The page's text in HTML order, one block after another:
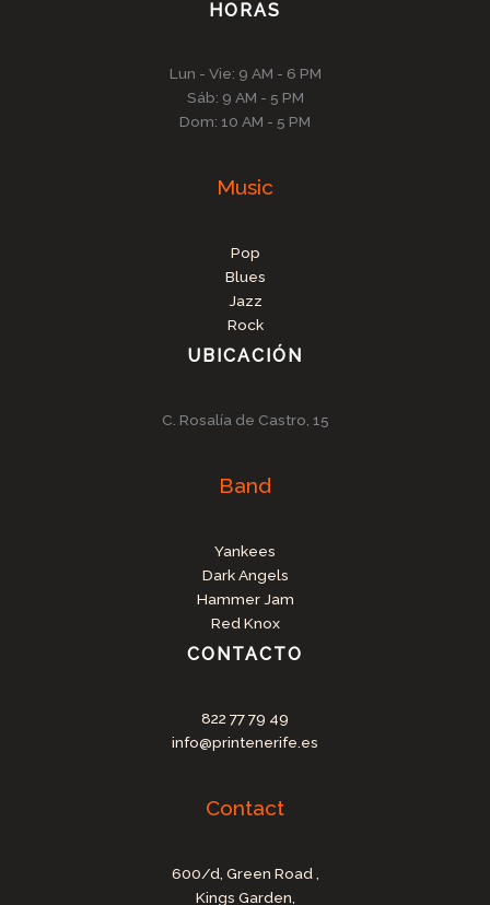
HORAS
Lun - Vie: 9 AM - 6 PM
Sáb: 9 AM - 5 PM
Dom: 10 AM - 5 PM
Music
Pop
Blues
Jazz
Rock
UBICACIÓN
C. Rosalía de Castro, 15
Band
Yankees
Dark Angels
Hammer Jam
Red Knox
CONTACTO
822 77 79 49
info@printenerife.es
Contact
600/d, Green Road ,
Kings Garden,